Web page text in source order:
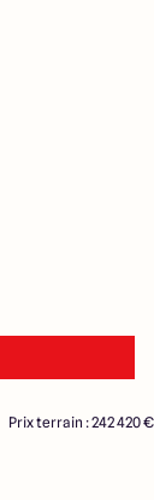
Prix terrain : 242 420 €